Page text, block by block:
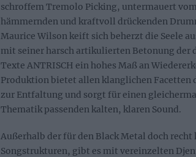
schroffem Tremolo Picking, untermauert
hämmernden und kraftvoll drückenden
Maurice Wilson keift sich beherzt die Seele
mit seiner harsch artikulierten Betonung der
Texte ANTRISCH ein hohes Maß an
Produktion bietet allen klanglichen Facetten
zur Entfaltung und sorgt für einen
Thematik passenden kalten, klaren Sound.
Außerhalb der für den Black Metal doch
Songstrukturen, gibt es mit vereinzelten